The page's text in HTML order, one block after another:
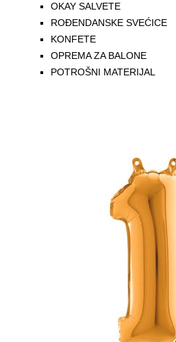
OKAY SALVETE
ROĐENDANSKE SVEĆICE
KONFETE
OPREMA ZA BALONE
POTROŠNI MATERIJAL